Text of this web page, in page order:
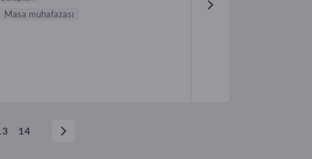
Masa muhafazası
14